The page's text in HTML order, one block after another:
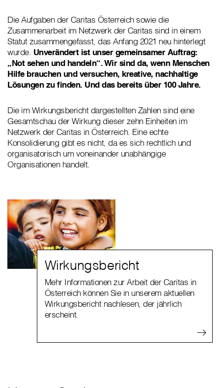
Die Aufgaben der Caritas Österreich sowie die
Zusammenarbeit im Netzwerk der Caritas sind in einem
Statut zusammengefasst, das Anfang 2021 neu hinterlegt
wurde. Unverändert ist unser gemeinsamer Auftrag:
„Not sehen und handeln“. Wir sind da, wenn Menschen
Hilfe brauchen und versuchen, kreative, nachhaltige
Lösungen zu finden. Und das bereits über 100 Jahre.
Die im Wirkungsbericht dargestellten Zahlen sind eine
Gesamtschau der Wirkung dieser zehn Einheiten im
Netzwerk der Caritas in Österreich. Eine echte
Konsolidierung gibt es nicht, da es sich rechtlich und
organisatorisch um voneinander unabhängige
Organisationen handelt.
Wirkungsbericht
Mehr Informationen zur Arbeit der Caritas in
Österreich können Sie in unserem aktuellen
Wirkungsbericht nachlesen, der jährlich
erscheint.